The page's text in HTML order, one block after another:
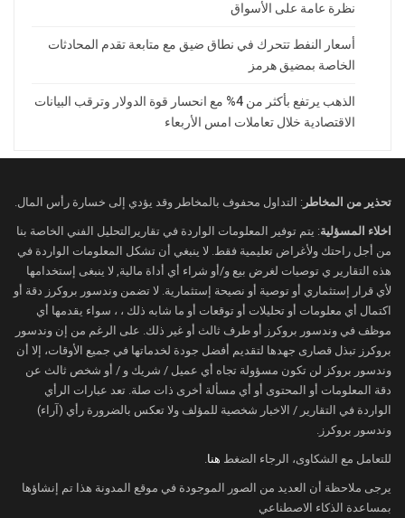
الأسواق تترقب إشارات الفيدرالي
ورغم تراجع رهانات رفع أسعار الفائدة خلال
الأسابيع الأخيرة، فإن الأسواق لا تزال تترقب
بيانات اقتصادية واجتماعات الفيدرالي لتحديد
المسار المقبل للسياسة النقدية.
ووفقًا لبيانات أداةCME FedWatch، تبلغ
نحو 76%، مقابل 24% لاحتمال رفعها بمقدار 25
نقطة أساس.
أما بالنسبة لاجتماع ديسمبر، فتشير تسعيرات
الأسواق إلى احتمال يبلغ 76% لرفع أسعار
الفائدة، مقابل 24% للإبقاء عليها دون تغيير، ما
يعكس استمرار حالة عدم اليقين بشأن وتيرة
التشديد النقدي.
ويتحول اهتمام المستثمرين لاحقًا اليوم إلى
بيانات نشاط قطاع الخدمات الأمريكي الصادرة
مؤشرات إضافية حول قوة الاقتصاد الأمريكي،
قبل صدور محضر اجتماع الاحتياطي الفيدرالي
يوم الأربعاء، والذي ينتظر أن يكشف عن رؤية
نظرة عامة على الأسواق
أسعار النفط تتحرك في نطاق ضيق مع متابعة تقدم المحادثات
الخاصة بمضيق هرمز
الذهب يرتفع بأكثر من 4% مع انحسار قوة الدولار وترقب البيانات
الاقتصادية خلال تعاملات امس الأربعاء
تحذير من المخاطر : التداول محفوف بالمخاطر وقد يؤدي إلى خسارة رأس المال.
اخلاء المسؤلية: يتم توفير المعلومات الواردة في تقاريرالتحليل الفني الخاصة بنا
من أجل راحتك ولأغراض تعليمية فقط. لا ينبغي أن تشكل المعلومات الواردة في
هذه التقارير ي توصيات لغرض بيع و/أو شراء أي أداة مالية, لا ينبغى إستخدامها
لأي قرار إستثماري أو توصية أو نصيحة إستثمارية. لا تضمن وندسور بروكرز دقة أو
اكتمال أي معلومات أو تحليلات أو توقعات أو ما شابه ذلك ، ، سواء يقدمها أي
موظف في وندسور بروكرز أو طرف ثالث أو غير ذلك. على الرغم من إن وندسور
بروكرز تبذل قصارى جهدها لتقديم أفضل جودة لخدماتها في جميع الأوقات، إلا أن
وندسور بروكز لن تكون مسؤولة تجاه أي عميل / شريك و / أو شخص ثالث عن
دقة المعلومات أو المحتوى أو أي مسألة أخرى ذات صلة. تعد عبارات الرأي
الواردة في التقارير / الاخبار شخصية للمؤلف ولا تعكس بالضرورة رأي (آراء)
وندسور بروكرز.
للتعامل مع الشكاوى، الرجاء الضغط هنا
يرجى ملاحظة أن العديد من الصور الموجودة في موقع المدونة هذا تم إنشاؤها
بمساعدة الذكاء الاصطناعي